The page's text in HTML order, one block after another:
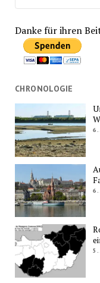
Danke für ihren
CHRONOLOGIE
6.
6.
5.